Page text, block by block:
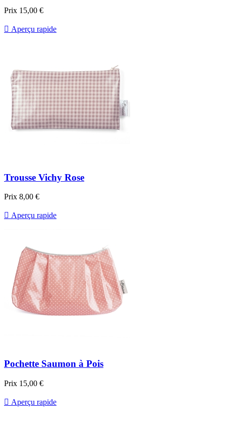
Prix 15,00 €
 Aperçu rapide
Trousse Vichy Rose
Prix 8,00 €
 Aperçu rapide
Pochette Saumon à Pois
Prix 15,00 €
 Aperçu rapide